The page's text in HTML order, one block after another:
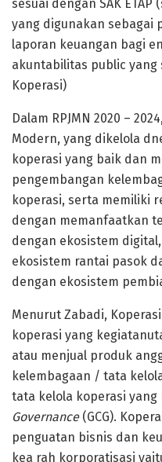
sesuai dengan SAK
yang digunakan sebagai
laporan keuangan bagi
akuntabilitas public yang
Koperasi)
Dalam RPJMN 2020 –
Modern, yang dikelola
koperasi yang baik dan
pengembangan
koperasi, serta memiliki
dengan memanfaatkan
dengan ekosistem
ekosistem rantai pasok
dengan ekosistem
Menurut Zabadi,
koperasi yang
atau menjual produk
kelembagaan / tata
tata kelola koperasi yang
Governance(GCG).
penguatan bisnis dan
kea rah korporatisasi